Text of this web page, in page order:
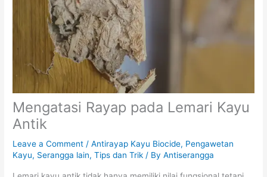
Mengatasi Rayap pada Lemari Kayu
Antik
Leave a Comment /Antirayap Kayu Biocide, Pengawetan
Kayu, Serangga lain,Tips dan Trik / ByAntiserangga